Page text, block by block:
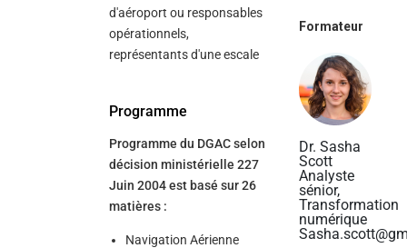
d'aéroport ou responsables
opérationnels,
représentants d'une escale
Programme
Programme du DGAC selon
décision ministérielle 227
Juin 2004 est basé sur 26
matières :
Navigation Aérienne
Formateur
Dr. Sasha
Scott
Analyste
sénior,
Transformation
numérique